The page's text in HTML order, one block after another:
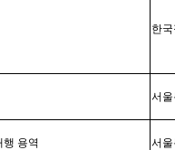
한
서울
용역 서울